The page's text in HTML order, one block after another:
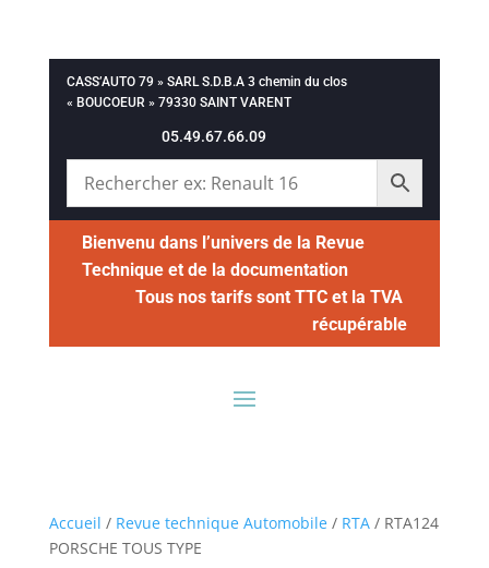
CASS’AUTO 79 » SARL S.D.B.A 3 chemin du clos
« BOUCOEUR » 79330 SAINT VARENT
05.49.67.66.09
Bienvenu dans l’univers de la Revue
Technique et de la documentation
Tous nos tarifs sont TTC et la TVA
récupérable
Accueil / Revue technique Automobile/ RTA/ RTA124
PORSCHE TOUS TYPE